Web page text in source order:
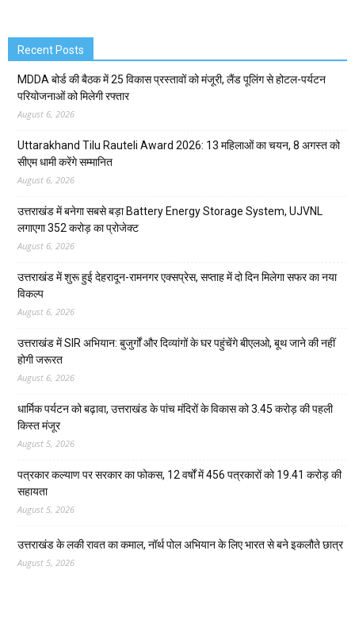
Recent Posts
MDDA बोर्ड की बैठक में 25 विकास प्रस्तावों को मंजूरी, लैंड पूलिंग से होटल-पर्यटन
परियोजनाओं को मिलेगी रफ्तार
August 6, 2026
Uttarakhand Tilu Rauteli Award 2026: 13 महिलाओं का चयन, 8 अगस्त को
सीएम धामी करेंगे सम्मानित
August 6, 2026
उत्तराखंड में बनेगा सबसे बड़ा Battery Energy Storage System, UJVNL
लगाएगा 352 करोड़ का प्रोजेक्ट
August 6, 2026
उत्तराखंड में शुरू हुई देहरादून-रामनगर एक्सप्रेस, सप्ताह में दो दिन मिलेगा सफर का नया
विकल्प
August 6, 2026
उत्तराखंड में SIR अभियान: बुजुर्गों और दिव्यांगों के घर पहुंचेंगे बीएलओ, बूथ जाने की नहीं
होगी जरूरत
August 6, 2026
धार्मिक पर्यटन को बढ़ावा, उत्तराखंड के पांच मंदिरों के विकास को 3.45 करोड़ की पहली
किस्त मंजूर
August 5, 2026
पत्रकार कल्याण पर सरकार का फोकस, 12 वर्षों में 456 पत्रकारों को 19.41 करोड़ की
सहायता
August 5, 2026
उत्तराखंड के लकी रावत का कमाल, नॉर्थ पोल अभियान के लिए भारत से बने इकलौते छात्र
August 5, 2026